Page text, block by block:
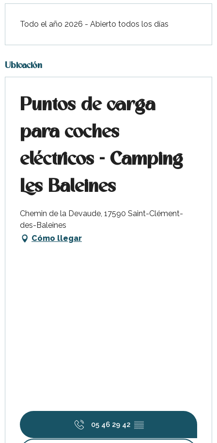
Todo el año 2026 - Abierto todos los días
Ubicación
Puntos de carga
para coches
eléctricos - Camping
Les Baleines
Chemin de la Devaude, 17590 Saint-Clément-
des-Baleines
Cómo llegar
05 46 29 42 ▒▒